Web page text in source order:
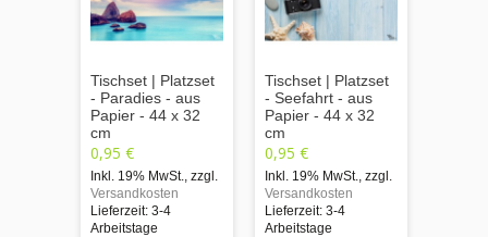
Tischset | Platzset
- Paradies - aus
Papier - 44 x 32
cm
0,95 €
Inkl. 19% MwSt. zzgl.
Versandkosten
Lieferzeit: 3-4
Arbeitstage
Tischset | Platzset
- Seefahrt - aus
Papier - 44 x 32
cm
0,95 €
Inkl. 19% MwSt. zzgl.
Versandkosten
Lieferzeit: 3-4
Arbeitstage